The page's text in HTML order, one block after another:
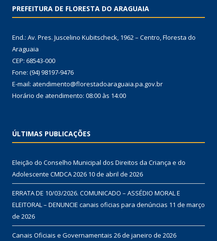
PREFEITURA DE FLORESTA DO ARAGUAIA
End.: Av. Pres. Juscelino Kubitscheck, 1962 – Centro, Floresta do
Araguaia
CEP: 68543-000
Fone: (94) 98197-9476
E-mail: atendimento@florestadoaraguaia.pa.gov.br
Horário de atendimento: 08:00 às 14:00
ÚLTIMAS PUBLICAÇÕES
Eleição do Conselho Municipal dos Direitos da Criança e do
Adolescente CMDCA 2026 10 de abril de 2026
ERRATA DE 10/03/2026. COMUNICADO – ASSÉDIO MORAL E
ELEITORAL – DENUNCIE canais oficias para denúncias 11 de março
de 2026
Canais Oficiais e Governamentais 26 de janeiro de 2026